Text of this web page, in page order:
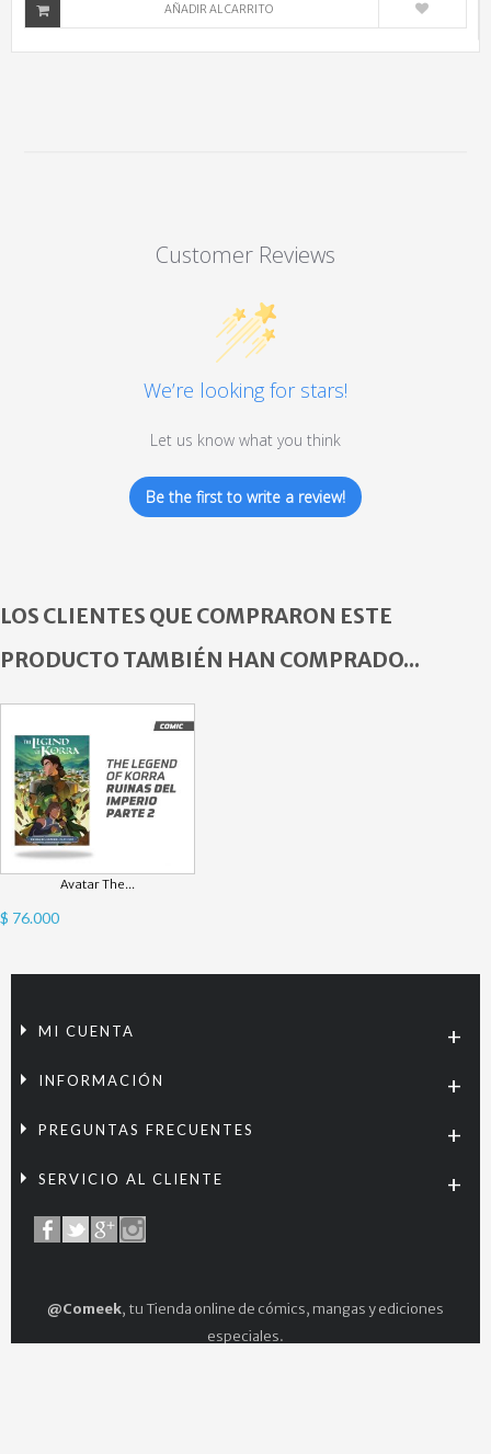
AÑADIR AL CARRITO
Customer Reviews
We’re looking for stars!
Let us know what you think
Be the first to write a review!
LOS CLIENTES QUE COMPRARON ESTE
PRODUCTO TAMBIÉN HAN COMPRADO...
Avatar The...
$ 76.000
MI CUENTA
INFORMACIÓN
PREGUNTAS FRECUENTES
SERVICIO AL CLIENTE
@Comeek, tu Tienda online de cómics, mangas y ediciones
especiales.